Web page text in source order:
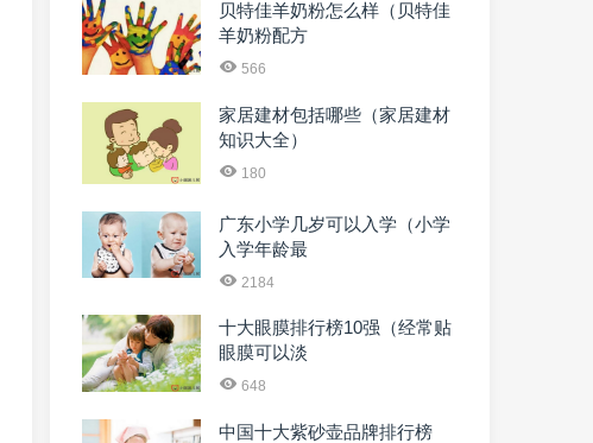
贝特佳羊奶粉怎么样（贝特佳
羊奶粉配方
566
家居建材包括哪些（家居建材
知识大全）
180
广东小学几岁可以入学（小学
入学年龄最
2184
十大眼膜排行榜10强（经常贴
眼膜可以淡
648
中国十大紫砂壶品牌排行榜